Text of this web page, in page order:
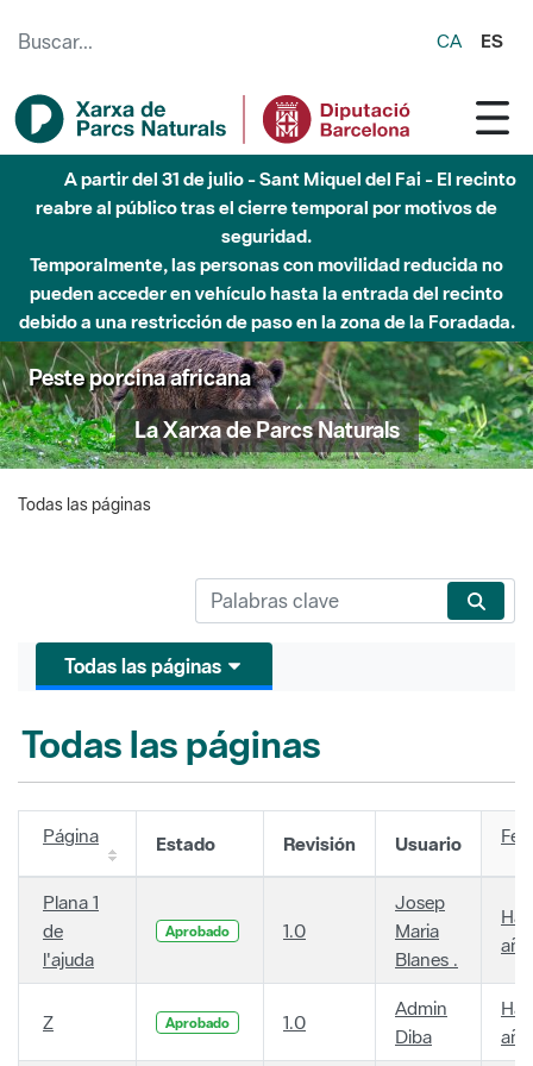
CA ES
A partir del 31 de julio - Sant Miquel del Fai - El recinto
reabre al público tras el cierre temporal por motivos de
seguridad.
Temporalmente, las personas con movilidad reducida no
pueden acceder en vehículo hasta la entrada del recinto
debido a una restricción de paso en la zona de la Foradada.
Peste porcina africana
La Xarxa de Parcs Naturals
Todas las páginas
Todas las páginas
Todas las páginas
Página Estado Revisión Usuario
Plana 1
de
l'ajuda
Aprobado 1.0
Josep
Maria
Blanes .
Z Aprobado 1.0
Admin
Diba